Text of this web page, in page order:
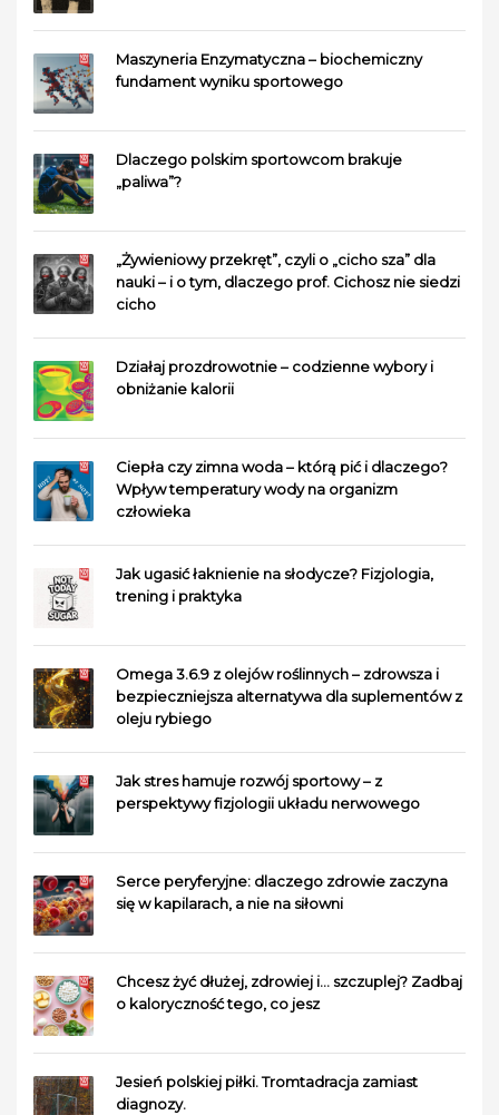
Maszyneria Enzymatyczna – biochemiczny
fundament wyniku sportowego
Dlaczego polskim sportowcom brakuje
„paliwa”?
„Żywieniowy przekręt”, czyli o „cicho sza” dla
nauki – i o tym, dlaczego prof. Cichosz nie siedzi
cicho
Działaj prozdrowotnie – codzienne wybory i
obniżanie kalorii
Ciepła czy zimna woda – którą pić i dlaczego?
Wpływ temperatury wody na organizm
człowieka
Jak ugasić łaknienie na słodycze? Fizjologia,
trening i praktyka
Omega 3.6.9 z olejów roślinnych – zdrowsza i
bezpieczniejsza alternatywa dla suplementów z
oleju rybiego
Jak stres hamuje rozwój sportowy – z
perspektywy fizjologii układu nerwowego
Serce peryferyjne: dlaczego zdrowie zaczyna
się w kapilarach, a nie na siłowni
Chcesz żyć dłużej, zdrowiej i… szczuplej? Zadbaj
o kaloryczność tego, co jesz
Jesień polskiej piłki. Tromtadracja zamiast
diagnozy.